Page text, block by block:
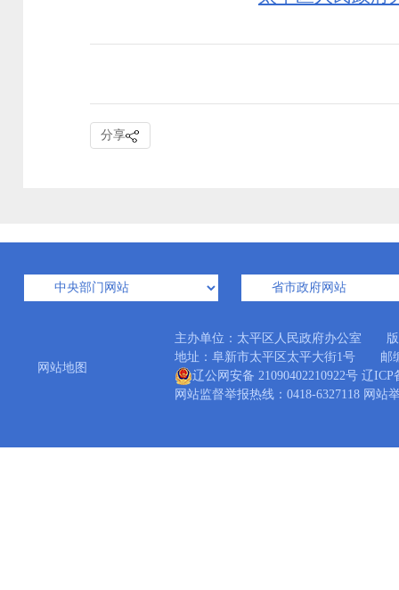
分享
网站地图
主办单位：太平区人民政府办公室 版
地址：阜新市太平区太平大街1号 邮
辽公网安备 21090402210922号 辽ICP
网站监督举报热线：0418-6327118 网站